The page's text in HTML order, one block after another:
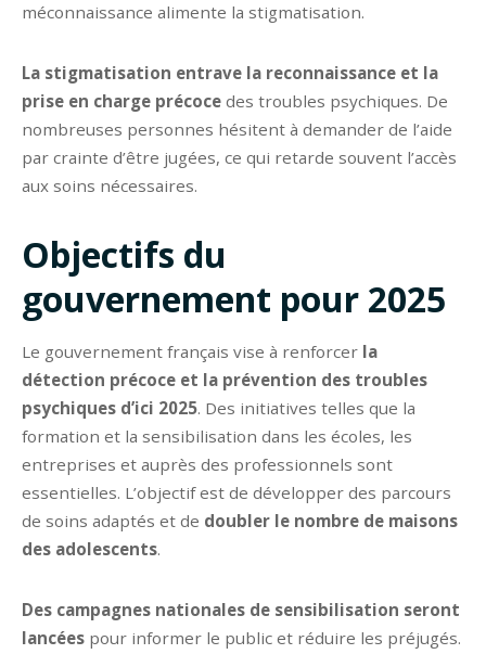
méconnaissance alimente la stigmatisation.
La stigmatisation entrave la reconnaissance et la
prise en charge précoce des troubles psychiques. De
nombreuses personnes hésitent à demander de l’aide
par crainte d’être jugées, ce qui retarde souvent l’accès
aux soins nécessaires.
Objectifs du
gouvernement pour 2025
Le gouvernement français vise à renforcer la
détection précoce et la prévention des troubles
psychiques d’ici 2025. Des initiatives telles que la
formation et la sensibilisation dans les écoles, les
entreprises et auprès des professionnels sont
essentielles. L’objectif est de développer des parcours
de soins adaptés et de doubler le nombre de maisons
des adolescents.
Des campagnes nationales de sensibilisation seront
lancées pour informer le public et réduire les préjugés.